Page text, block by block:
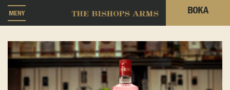
MENY BOKA